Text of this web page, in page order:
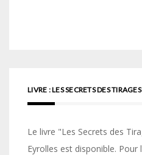
LIVRE : LES SECRETS DES
Le livre "Les Secrets des
Eyrolles est disponible.